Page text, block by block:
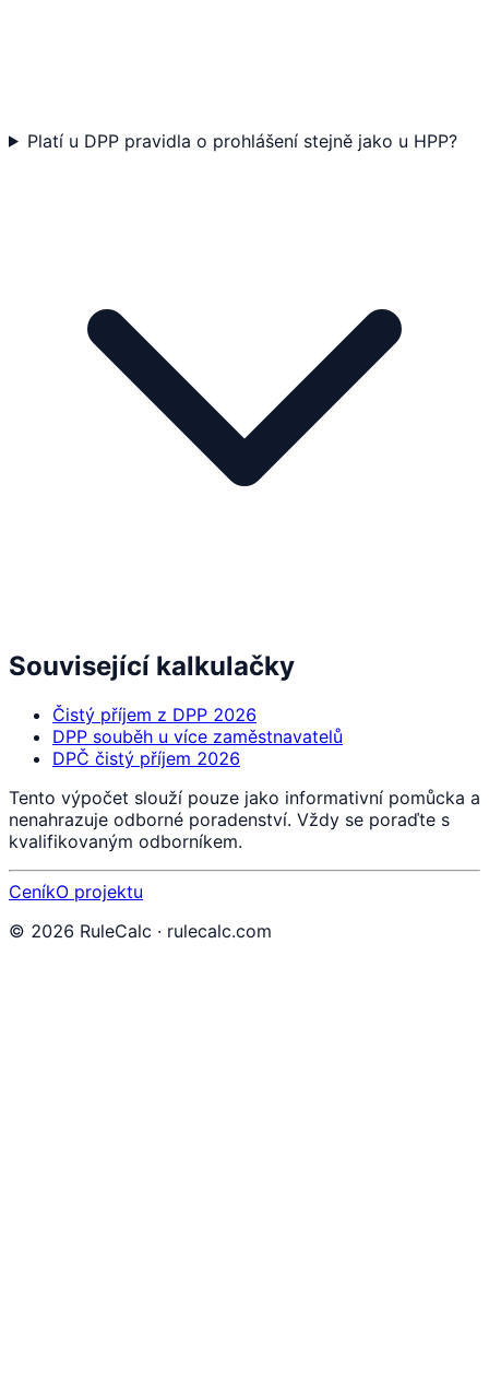
Platí u DPP pravidla o prohlášení stejně jako u HPP?
Související kalkulačky
Čistý příjem z DPP 2026
DPP souběh u více zaměstnavatelů
DPČ čistý příjem 2026
Tento výpočet slouží pouze jako informativní pomůcka a
nenahrazuje odborné poradenství. Vždy se poraďte s
kvalifikovaným odborníkem.
CeníkO projektu
© 2026 RuleCalc · rulecalc.com